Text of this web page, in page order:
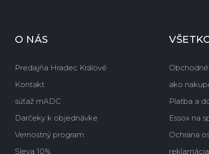
O NÁS
Predajňa Hradec Králové
Kontakt
súťaž mADC
Darčeky k objednávke
Vernostný program
Sleva 10%
ako
Platba a
Essox na
Ochrana
reklamácia